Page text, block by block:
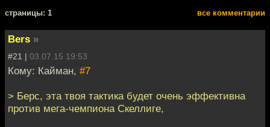
cтраницы: 1 все комментарии
Bers »
#21 | 03.07.15 19:53
Кому: Кайман, #7
> Берс, эта твоя тактика будет очень эффективна
против мега-чемпиона Скеллиге,